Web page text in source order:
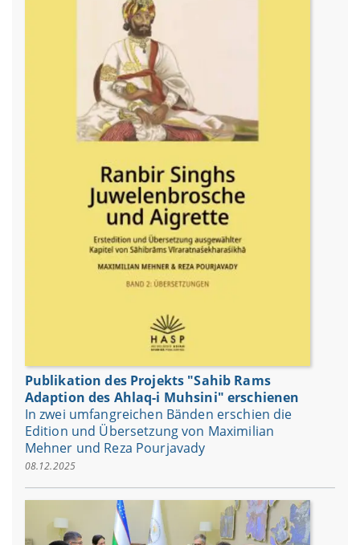
Publikation des Projekts "Sahib Rams
Adaption des Ahlaq-i Muhsini" erschienen
In zwei umfangreichen Bänden erschien die
Edition und Übersetzung von Maximilian
Mehner und Reza Pourjavady
08.12.2025